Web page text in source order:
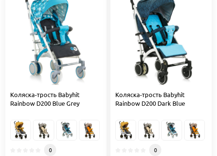
Коляска-трость Babyhit
Rainbow D200 Blue Grey
0
Коляска-трость Babyhit
Rainbow D200 Dark Blue
0